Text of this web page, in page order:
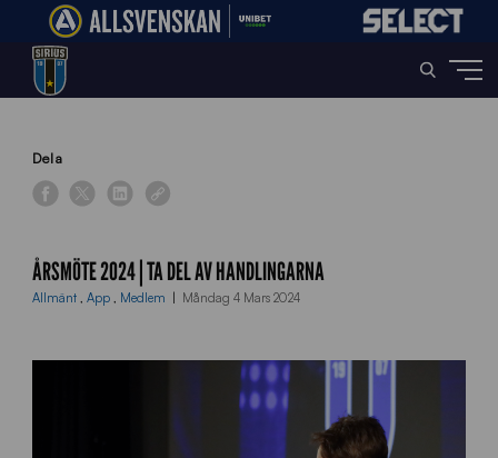
Home»
Dela
ÅRSMÖTE 2024 | TA DEL AV HANDLINGARNA
Allmänt , App , Medlem Måndag 4 Mars 2024